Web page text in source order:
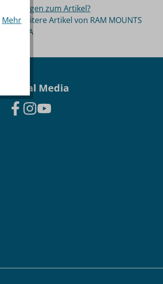
Fragen zum Artikel?
Weitere Artikel von RAM MOUNTS
USA
Social Media
Mehr